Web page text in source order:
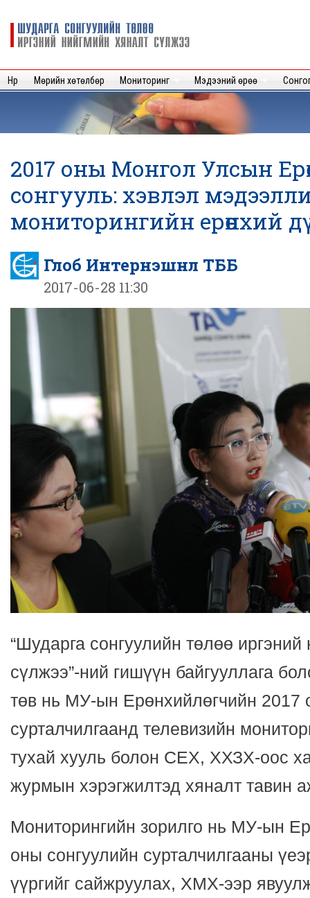
Шударга
сонгуулийн
нийгмийн
хяналт
Нүүр Мөрийн хөтөлбөр Мониторинг Мэдээний өрөө
2017 оны Монгол Улсын
сонгууль: хэвлэл
мониторингийн ерөнхий
Глоб Интернэшнл ТББ
2017-06-28 11:30
“Шударга сонгуулийн төлөө
сүлжээ”-ний гишүүн байгууллага
төв нь МУ-ын Ерөнхийлөгчийн 2017
сурталчилгаанд телевизийн
тухай хууль болон СЕХ, ХХЗХ-оос
журмын хэрэгжилтэд хяналт тавин
Мониторингийн зорилго нь МУ-ын
оны сонгуулийн сурталчилгааны
үүргийг сайжруулах, ХМХ-ээр